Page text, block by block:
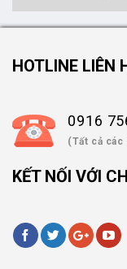
HOTLINE LIÊN
0916
(Tất cả các
KẾT NỐI VỚI